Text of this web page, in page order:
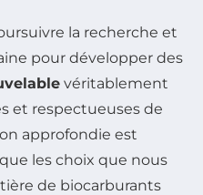
la recherche et
pour développer des
véritablement
et respectueuses de
approfondie est
les choix que nous
de biocarburants